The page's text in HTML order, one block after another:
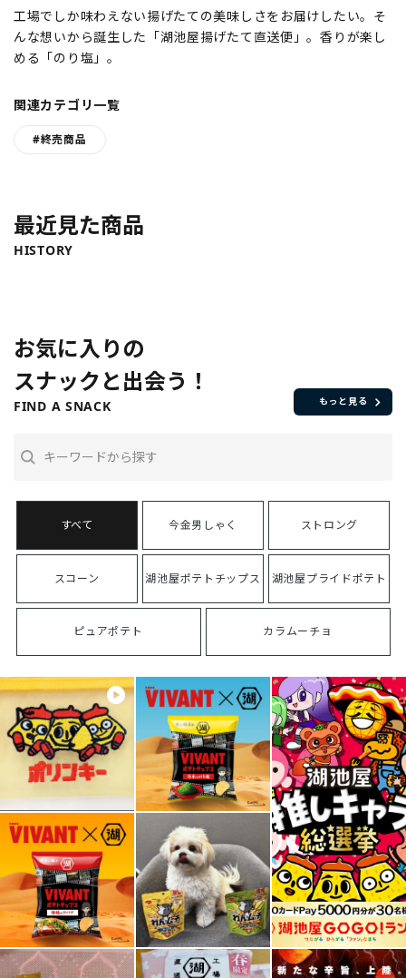
工場でしか味わえない揚げたての美味しさをお届けしたい。そ
んな想いから誕生した「湖池屋揚げたて直送便」。香りが楽し
める「のり塩」。
関連カテゴリ一覧
#終売商品
最近見た商品
HISTORY
お気に入りの
スナックと出会う！
FIND A SNACK もっと見る
今金男しゃく ストロング
スコーン 湖池屋ポテトチップス 湖池屋プライドポテト
ピュアポテト カラムーチョ